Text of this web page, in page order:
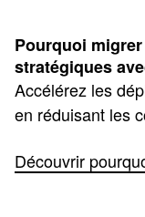
Pourquoi
stratégiques
Accélérez les
en réduisant les
Découvrir